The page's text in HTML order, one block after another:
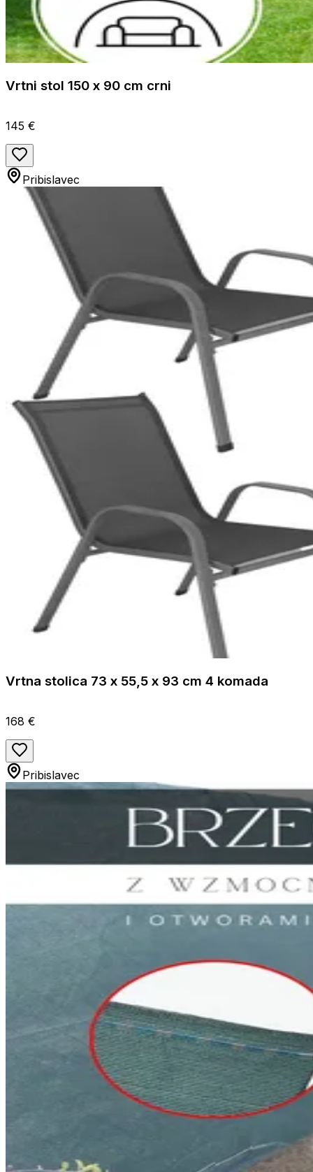
Vrtni stol 150 x 90 cm crni
145 €
Pribislavec
Vrtna stolica 73 x 55,5 x 93 cm 4 komada
168 €
Pribislavec